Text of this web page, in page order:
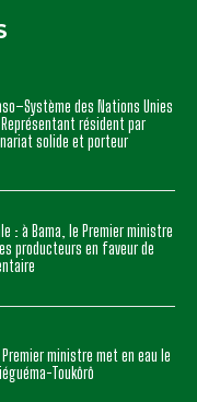
des Nations Unies
résident par
solide et porteur
: à Bama, le Premier ministre
producteurs en faveur de
ministre met en eau le
Toukôrô